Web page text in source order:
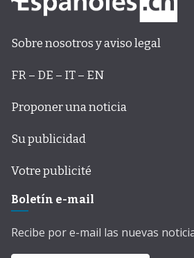
Sobre nosotros y aviso legal
FR – DE – IT – EN
Proponer una noticia
Su publicidad
Votre publicité
Boletín e-mail
Recibe por e-mail las nuevas